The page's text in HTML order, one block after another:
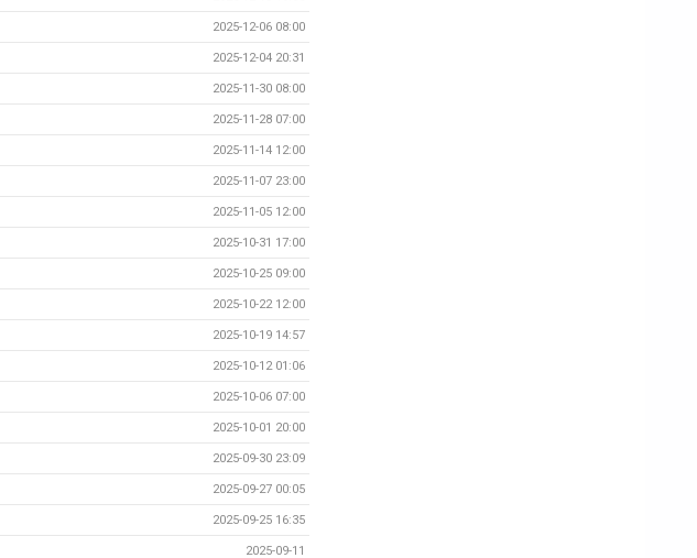
2025-12-06 08:00
2025-12-04 20:31
2025-11-30 08:00
2025-11-28 07:00
2025-11-14 12:00
2025-11-07 23:00
2025-11-05 12:00
2025-10-31 17:00
2025-10-25 09:00
2025-10-22 12:00
2025-10-19 14:57
2025-10-12 01:06
2025-10-06 07:00
2025-10-01 20:00
2025-09-30 23:09
2025-09-27 00:05
2025-09-25 16:35
2025-09-11